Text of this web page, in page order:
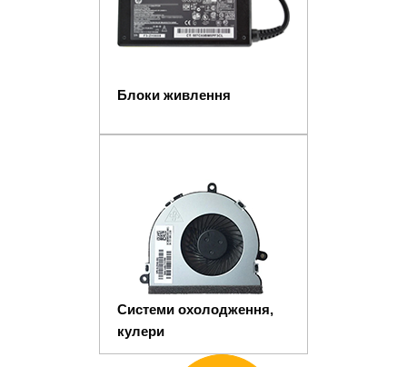
Блоки живлення
Системи охолодження,
кулери